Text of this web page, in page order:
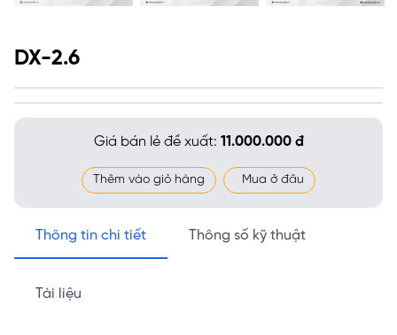
DX-2.6
Giá bán lẻ đề xuất: 11.000.000 đ
Thêm vào giỏ hàng Mua ở đâu
Thông tin chi tiết Thông số kỹ thuật
Tài liệu